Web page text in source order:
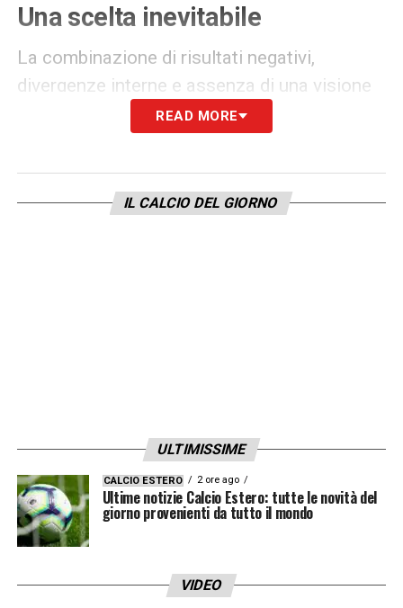
Una scelta inevitabile
La combinazione di risultati negativi,
divergenze interne e assenza di una visione
condivisa ha reso impossibile proseguire la
alla ricerca di un nuovo allenatore capace di
riportare stabilità e competitività, con diversi
per non compromettere la stagione.
LA PLAYLIST DELLE NOSTRE TOP NEWS
READ MORE
IL CALCIO DEL GIORNO
ULTIMISSIME
CALCIO ESTERO 2 ore ago
Ultime notizie Calcio Estero: tutte le novità del
giorno provenienti da tutto il mondo
VIDEO